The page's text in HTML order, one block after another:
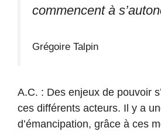
commencent à
Grégoire Talpin
A.C. : Des enjeux de pouvoir
ces différents acteurs. Il y a
d’émancipation, grâce à ces